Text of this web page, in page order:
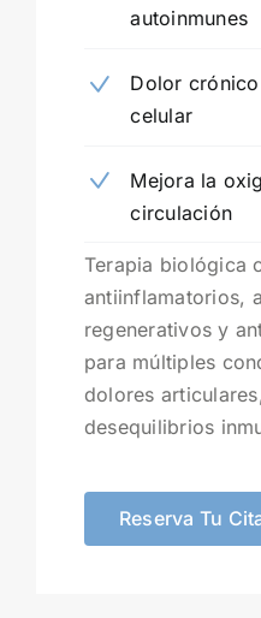
autoinmunes
Dolor
celular
Mejora la
circulación
Terapia biológica
antiinflamatorios,
regenerativos y
para múltiples
dolores
desequilibrios
Reserva Tu